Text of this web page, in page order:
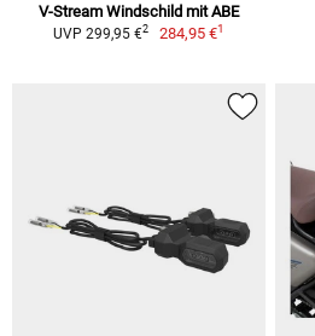
V-Stream Windschild mit ABE
UVP 299,95 €2 284,95 €1